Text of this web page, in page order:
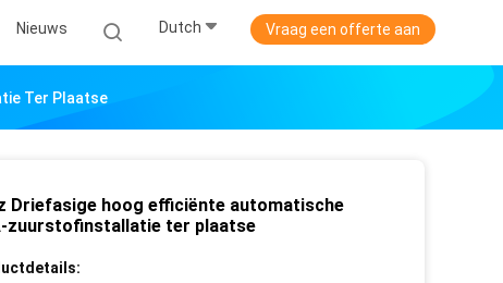
Nieuws Dutch Vraag een offerte aan
Ter Plaatse
Driefasige hoog efficiënte automatische
zuurstofinstallatie ter plaatse